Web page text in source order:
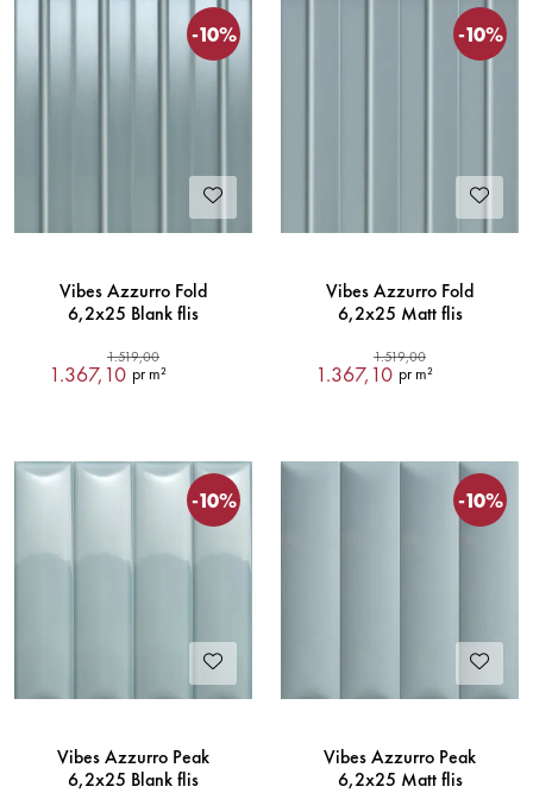
-10%
Vibes Azzurro Fold
6,2x25 Blank flis
1.519,00
1.367,10 pr m²
-10%
Vibes Azzurro Fold
6,2x25 Matt flis
1.519,00
1.367,10 pr m²
-10%
Vibes Azzurro Peak
6,2x25 Blank flis
-10%
Vibes Azzurro Peak
6,2x25 Matt flis